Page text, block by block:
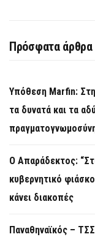
Πρόσφατα άρθρα
Υπόθεση Marfin:
τα δυνατά και τα
Ο Απαράδεκτος:
κυβερνητικό
κάνει διακοπές
Παναθηναϊκός –